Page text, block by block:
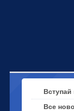
Вступай
Все